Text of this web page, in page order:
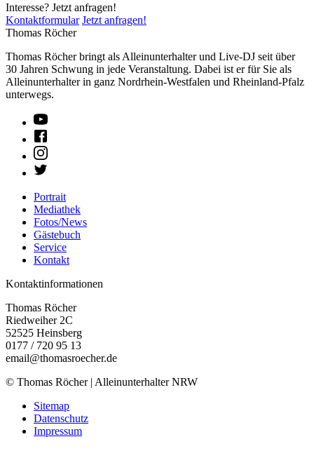
Interesse? Jetzt anfragen!
Kontaktformular Jetzt anfragen!
Thomas Röcher
Thomas Röcher bringt als Alleinunterhalter und Live-DJ seit über
30 Jahren Schwung in jede Veranstaltung. Dabei ist er für Sie als
Alleinunterhalter in ganz Nordrhein-Westfalen und Rheinland-Pfalz
unterwegs.
Portrait
Mediathek
Fotos/News
Gästebuch
Service
Kontakt
Kontaktinformationen
Thomas Röcher
Riedweiher 2C
52525 Heinsberg
0177 / 720 95 13
email@thomasroecher.de
© Thomas Röcher | Alleinunterhalter NRW
Sitemap
Datenschutz
Impressum